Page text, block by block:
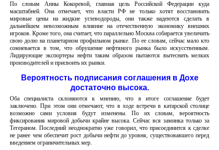
По словам Анны Кокоревой, главная цель Российской Федерации куда
масштабней. Она отмечает, что власти РФ не только хотят восстановить
мировые цены на жидкие углеводороды, они также надеются сделать в
дальнейшем невозможным влияние на отечественную экономику внешних
игроков. Кроме того, она считает, что параллельно Москва собирается увеличить
свою долю на планетарном профильном рынке. По ее словам, сейчас мало кто
сомневается в том, что обрушение нефтяного рынка было искусственным.
Лидирующие экспортеры нефти таким образом пытаются вытеснить мелких
производителей и присвоить их рынки.
Вероятность подписания соглашения в Дохе
достаточно высока.
Оба специалиста склоняются к мнению, что в итоге соглашение будет
заключено. При этом они отмечают, что в ходе встречи в катарской столице
возможно сами условия будут изменены. По их словам, вероятность
фиксирования мировой добычи крайне высока. Сейчас вся заминка только за
Тегераном. Последний неоднократно уже говорил, что присоединится к сделке
не ранее чем обеспечит рост добычи нефти до уровня, существовавшего перед
введением ограничительных мер.